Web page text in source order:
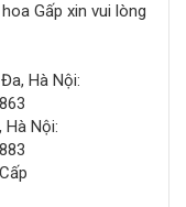
Gấp xin vui lòng
Hà Nội:
Hà Nội: